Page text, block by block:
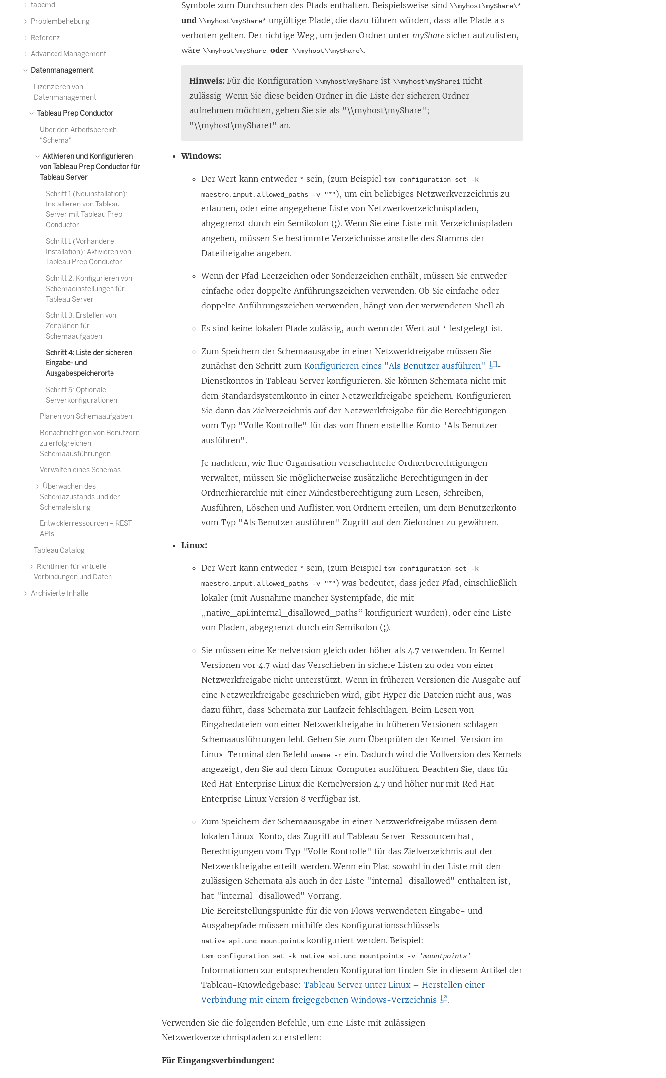
tabcmd
Problembehebung
Referenz
Advanced Management
Datenmanagement
Lizenzieren von
Datenmanagement
Tableau Prep Conductor
Über den Arbeitsbereich
"Schema"
Aktivieren und Konfigurieren
von Tableau Prep Conductor für
Tableau Server
Schritt 1 (Neuinstallation):
Installieren von Tableau
Server mit Tableau Prep
Conductor
Schritt 1 (Vorhandene
Installation): Aktivieren von
Tableau Prep Conductor
Schritt 2: Konfigurieren von
Schemaeinstellungen für
Tableau Server
Schritt 3: Erstellen von
Zeitplänen für
Schemaaufgaben
Schritt 4: Liste der sicheren
Eingabe- und
Ausgabespeicherorte
Schritt 5: Optionale
Serverkonfigurationen
Planen von Schemaaufgaben
Benachrichtigen von Benutzern
zu erfolgreichen
Schemaausführungen
Verwalten eines Schemas
Überwachen des
Schemazustands und der
Schemaleistung
Entwicklerressourcen – REST
APIs
Tableau Catalog
Richtlinien für virtuelle
Verbindungen und Daten
Archivierte Inhalte
k
w
d
i
n
e
m
F
e
n
e
r
g
e
f
f
n
e
t
)
Symbole zum Durchsuchen des Pfads enthalten. Beispielsweise sind \\myhost\myShare\*
und \\myhost\myShare* ungültige Pfade, die dazu führen würden, dass alle Pfade als
verboten gelten. Der richtige Weg, um jeden Ordner unter myShare sicher aufzulisten,
wäre \\myhost\myShareoder \\myhost\\myShare\.
Hinweis:Für die Konfiguration \\myhost\myShare ist \\myhost\myShare1 nicht
zulässig. Wenn Sie diese beiden Ordner in die Liste der sicheren Ordner
aufnehmen möchten, geben Sie sie als "\\myhost\myShare";
"\\myhost\myShare1" an.
Windows:
Der Wert kann entweder * sein, (zum Beispiel tsm configuration set -k
maestro.input.allowed_paths -v "*"), um ein beliebiges Netzwerkverzeichnis zu
erlauben, oder eine angegebene Liste von Netzwerkverzeichnispfaden,
abgegrenzt durch ein Semikolon (;). Wenn Sie eine Liste mit Verzeichnispfaden
angeben, müssen Sie bestimmte Verzeichnisse anstelle des Stamms der
Dateifreigabe angeben.
Wenn der Pfad Leerzeichen oder Sonderzeichen enthält, müssen Sie entweder
einfache oder doppelte Anführungszeichen verwenden. Ob Sie einfache oder
doppelte Anführungszeichen verwenden, hängt von der verwendeten Shell ab.
Es sind keine lokalen Pfade zulässig, auch wenn der Wert auf * festgelegt ist.
Zum Speichern der Schemaausgabe in einer Netzwerkfreigabe müssen Sie
zunächst den Schritt zumKonfigurieren eines "Als Benutzer ausführen" (
L
i
n
k
m
e
s
t
e
r
e
ö
f
f
n
)
-
Dienstkontos in Tableau Server konfigurieren. Sie können Schemata nicht mit
dem Standardsystemkonto in einer Netzwerkfreigabe speichern. Konfigurieren
Sie dann das Zielverzeichnis auf der Netzwerkfreigabe für die Berechtigungen
vom Typ "Volle Kontrolle" für das von Ihnen erstellte Konto "Als Benutzer
ausführen".
Je nachdem, wie Ihre Organisation verschachtelte Ordnerberechtigungen
verwaltet, müssen Sie möglicherweise zusätzliche Berechtigungen in der
Ordnerhierarchie mit einer Mindestberechtigung zum Lesen, Schreiben,
Ausführen, Löschen und Auflisten von Ordnern erteilen, um dem Benutzerkonto
vom Typ "Als Benutzer ausführen" Zugriff auf den Zielordner zu gewähren.
Linux:
Der Wert kann entweder * sein, (zum Beispiel tsm configuration set -k
maestro.input.allowed_paths -v "*") was bedeutet, dass jeder Pfad, einschließlich
lokaler (mit Ausnahme mancher Systempfade, die mit
„native_api.internal_disallowed_paths“ konfiguriert wurden), oder eine Liste
von Pfaden, abgegrenzt durch ein Semikolon (;).
Sie müssen eine Kernelversion gleich oder höher als 4.7 verwenden. In Kernel-
Versionen vor 4.7 wird das Verschieben in sichere Listen zu oder von einer
Netzwerkfreigabe nicht unterstützt. Wenn in früheren Versionen die Ausgabe auf
eine Netzwerkfreigabe geschrieben wird, gibt Hyper die Dateien nicht aus, was
dazu führt, dass Schemata zur Laufzeit fehlschlagen. Beim Lesen von
Eingabedateien von einer Netzwerkfreigabe in früheren Versionen schlagen
Schemaausführungen fehl. Geben Sie zum Überprüfen der Kernel-Version im
Linux-Terminal den Befehl uname -r ein. Dadurch wird die Vollversion des Kernels
angezeigt, den Sie auf dem Linux-Computer ausführen. Beachten Sie, dass für
Red Hat Enterprise Linux die Kernelversion 4.7 und höher nur mit Red Hat
Enterprise Linux Version 8 verfügbar ist.
Zum Speichern der Schemaausgabe in einer Netzwerkfreigabe müssen dem
lokalen Linux-Konto, das Zugriff auf Tableau Server-Ressourcen hat,
Berechtigungen vom Typ "Volle Kontrolle" für das Zielverzeichnis auf der
Netzwerkfreigabe erteilt werden. Wenn ein Pfad sowohl in der Liste mit den
zulässigen Schemata als auch in der Liste "internal_disallowed" enthalten ist,
hat "internal_disallowed" Vorrang.
Die Bereitstellungspunkte für die von Flows verwendeten Eingabe- und
Ausgabepfade müssen mithilfe des Konfigurationsschlüssels
native_api.unc_mountpoints konfiguriert werden. Beispiel:
tsm configuration set -k native_api.unc_mountpoints -v 'mountpoints'
Informationen zur entsprechenden Konfiguration finden Sie in diesem Artikel der
Tableau-Knowledgebase:Tableau Server unter Linux – Herstellen einer
Verbindung mit einem freigegebenen Windows-Verzeichnis (
.
Verwenden Sie die folgenden Befehle, um eine Liste mit zulässigen
Netzwerkverzeichnispfaden zu erstellen:
Für Eingangsverbindungen: